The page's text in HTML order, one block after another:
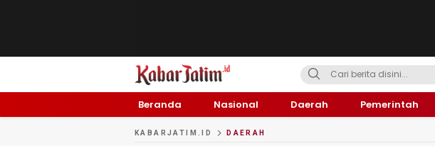
KABARJATIM.id
Kabar Jawa timuran
Beranda Nasional Daerah Pemerintah
KABARJATIM.ID DAERAH